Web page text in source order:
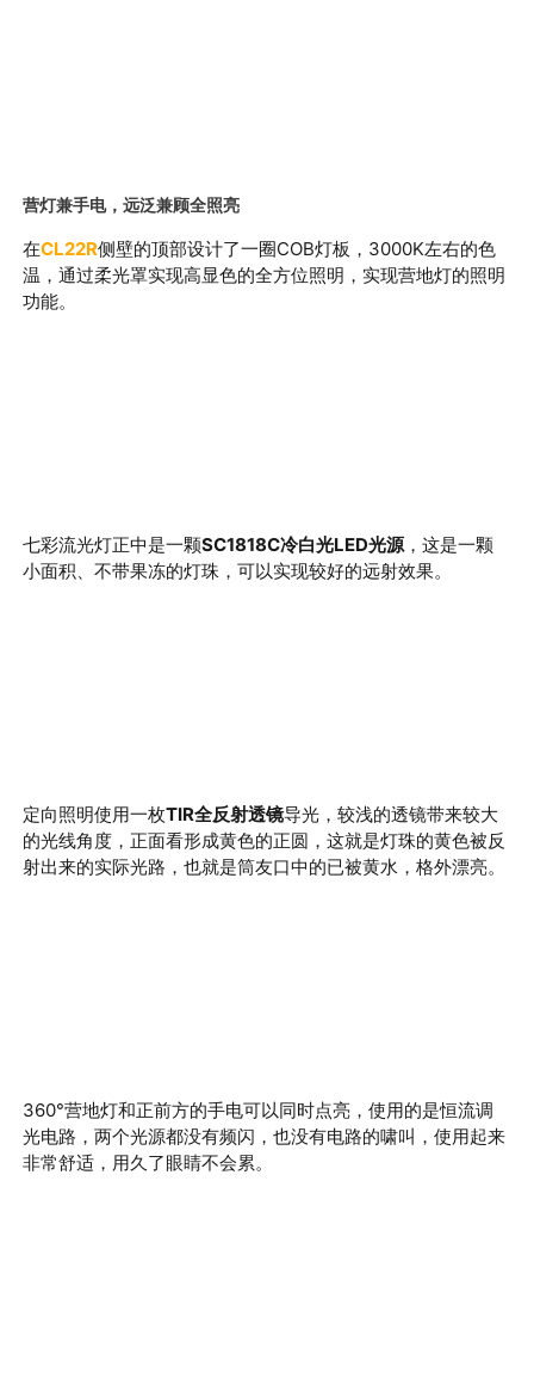
营灯兼手电，远泛兼顾全照亮
在CL22R侧壁的顶部设计了一圈COB灯板，3000K左右的色
温，通过柔光罩实现高显色的全方位照明，实现营地灯的照明
功能。
七彩流光灯正中是一颗SC1818C冷白光LED光源，这是一颗
小面积、不带果冻的灯珠，可以实现较好的远射效果。
定向照明使用一枚TIR全反射透镜导光，较浅的透镜带来较大
的光线角度，正面看形成黄色的正圆，这就是灯珠的黄色被反
射出来的实际光路，也就是筒友口中的已被黄水，格外漂亮。
360°营地灯和正前方的手电可以同时点亮，使用的是恒流调
光电路，两个光源都没有频闪，也没有电路的啸叫，使用起来
非常舒适，用久了眼睛不会累。